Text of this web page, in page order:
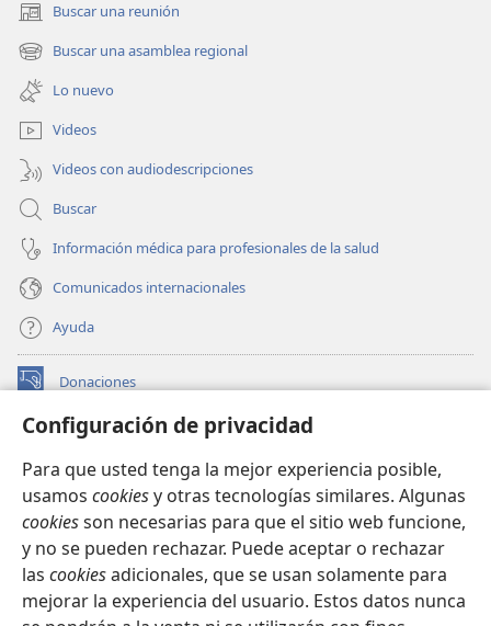
Configuración de privacidad
Para que usted tenga la mejor experiencia posible,
usamos cookiesy otras tecnologías similares. Algunas
cookiesson necesarias para que el sitio web funcione,
y no se pueden rechazar. Puede aceptar o rechazar
las cookiesadicionales, que se usan solamente para
mejorar la experiencia del usuario. Estos datos nunca
Buscar una reunión
(abre
una
nueva
ventana)
Buscar una asamblea regional
(abre
una
nueva
ventana)
Lo nuevo
Videos
Videos con audiodescripciones
Buscar
Información médica para profesionales de la salud
Comunicados internacionales
Ayuda
Donaciones
(abre
nueva BIBLIOTECA EN LÍNEA Watchtower™
una
nueva
ventana)
JW Hub
(abre
una
nueva
ventana)
JW Library
Watchtower Library